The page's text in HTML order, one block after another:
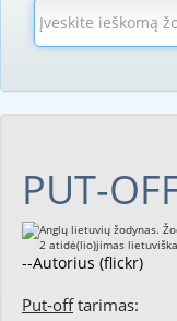
PUT-
--Autorius (flickr)
Put-offtarimas: